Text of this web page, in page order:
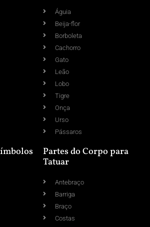
Águia
Beija-flor
Borboleta
Cachorro
Gato
Leão
Lobo
Tigre
Onça
Urso
Pássaros
Partes do Corpo para
Tatuar
Antebraço
Barriga
Braço
Costas